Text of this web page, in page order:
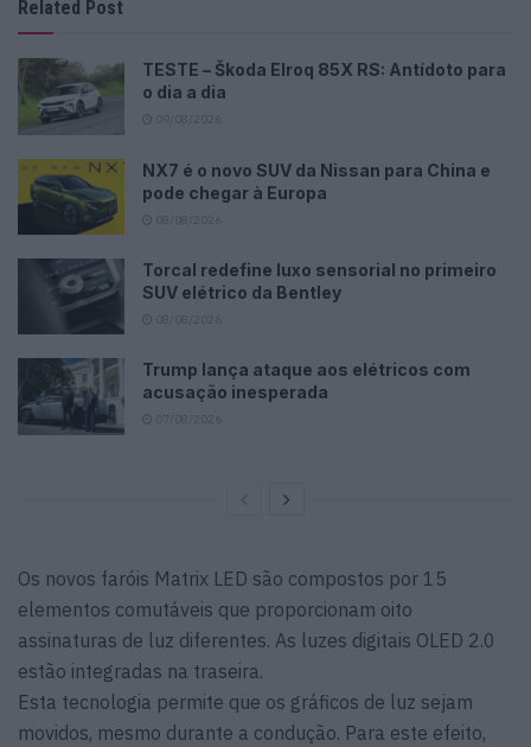
Related Post
TESTE – Škoda Elroq 85X RS: Antídoto para
o dia a dia
NX7 é o novo SUV da Nissan para China e
pode chegar à Europa
Torcal redefine luxo sensorial no primeiro
SUV elétrico da Bentley
Trump lança ataque aos elétricos com
acusação inesperada
Os novos faróis Matrix LED são compostos por 15
elementos comutáveis que proporcionam oito
assinaturas de luz diferentes. As luzes digitais OLED 2.0
estão integradas na traseira.
Esta tecnologia permite que os gráficos de luz sejam
movidos, mesmo durante a condução. Para este efeito,